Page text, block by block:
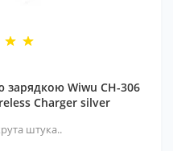
зарядкою Wiwu CH-306
Charger silver
штука..